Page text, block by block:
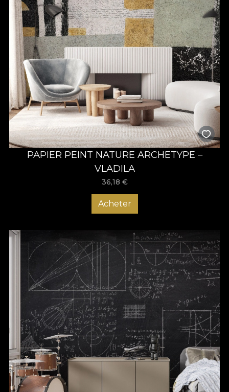
PAPIER PEINT NATURE ARCHETYPE –
VLADILA
36,18 €
Acheter